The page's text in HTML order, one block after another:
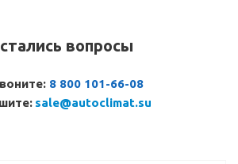
вопросы
8 800 101-66-08
sale@autoclimat.su